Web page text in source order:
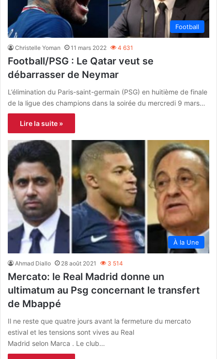
Football
Christelle Yoman 11 mars 2022 4 631
Football/PSG : Le Qatar veut se
débarrasser de Neymar
L’élimination du Paris-saint-germain (PSG) en huitième de finale
de la ligue des champions dans la soirée du mercredi 9 mars…
Lire la suite »
À la Une
Ahmad Diallo 28 août 2021 3 514
Mercato: le Real Madrid donne un
ultimatum au Psg concernant le transfert
de Mbappé
Il ne reste que quatre jours avant la fermeture du mercato
estival et les tensions sont vives au Real
Madrid selon Marca . Le club…